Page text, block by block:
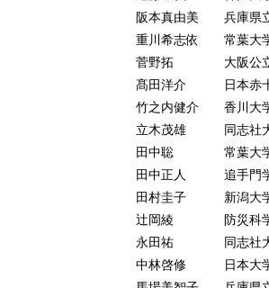
福祉の基本的視点
理論的枠組み
30 残余的モデルと普
31 社会福祉固有の視
32 障害の医学モデル
福祉の法・制度
33 憲法・障害者権利
34 建築の中でバリア
35 福祉サービスの事
36 福祉施設のBCP
福祉のしくみ
37 介護保険制度 ［
38 障害者総合支援
阪本真由美 兵庫県
重川希志依 常葉大
菅野拓 大阪公立
髙田洋介 日本赤十
竹之内健介 香川大
立木茂雄 同志社
田中聡 常葉大
田中正人 追手門学
田村圭子 新潟大
辻岡綾 防災科学
永田祐 同志社
中林啓修 日本大